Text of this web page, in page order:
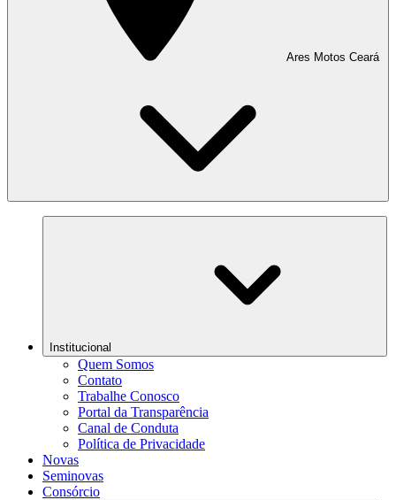
Ares Motos Ceará
Institucional
Quem Somos
Contato
Trabalhe Conosco
Portal da Transparência
Canal de Conduta
Política de Privacidade
Novas
Seminovas
Consórcio